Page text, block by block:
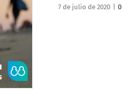
7 de julio de 2020